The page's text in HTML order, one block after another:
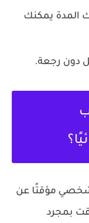
المدة يمكنك
دون رجعة.
مؤقتًا عن
بمجرد